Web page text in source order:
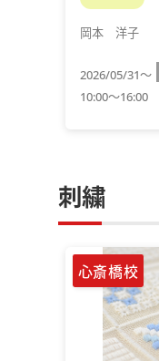
岡本 洋子
2026/05/31～
10:00～16:00
刺繍
心斎橋校